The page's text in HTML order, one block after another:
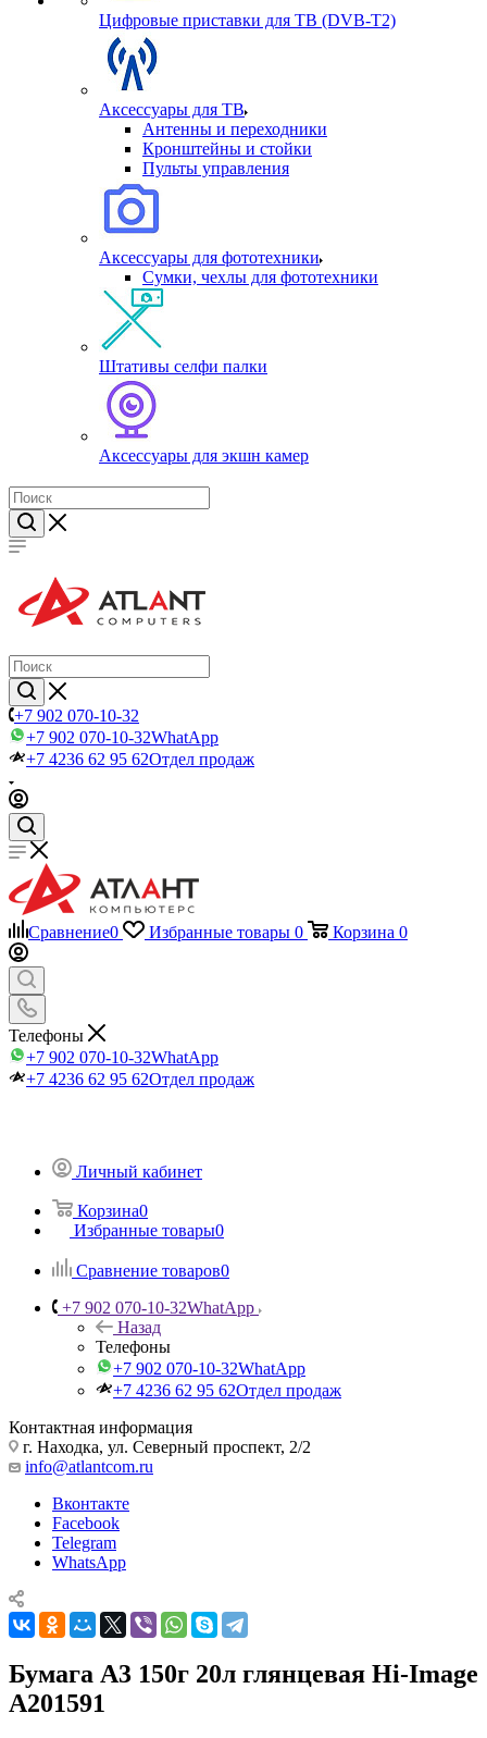
Цифровые приставки для ТВ (DVB-T2)
Аксессуары для ТВ
Антенны и переходники
Кронштейны и стойки
Пульты управления
Аксессуары для фототехники
Сумки, чехлы для фототехники
Штативы селфи палки
Аксессуары для экшн камер
+7 902 070-10-32
+7 902 070-10-32WhatApp
+7 4236 62 95 62Отдел продаж
Сравнение0 Избранные товары 0 Корзина 0
Телефоны
+7 902 070-10-32WhatApp
+7 4236 62 95 62Отдел продаж
Личный кабинет
Корзина0
Избранные товары0
Сравнение товаров0
+7 902 070-10-32WhatApp
Назад
Телефоны
+7 902 070-10-32WhatApp
+7 4236 62 95 62Отдел продаж
Контактная информация
г. Находка, ул. Северный проспект, 2/2
info@atlantcom.ru
Вконтакте
Facebook
Telegram
WhatsApp
Бумага А3 150г 20л глянцевая Hi-Image
A201591